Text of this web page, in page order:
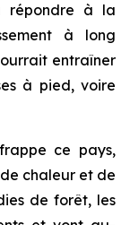
à la
à long
entraîner
à pied, voire
ce pays,
chaleur et de
de forêt, les